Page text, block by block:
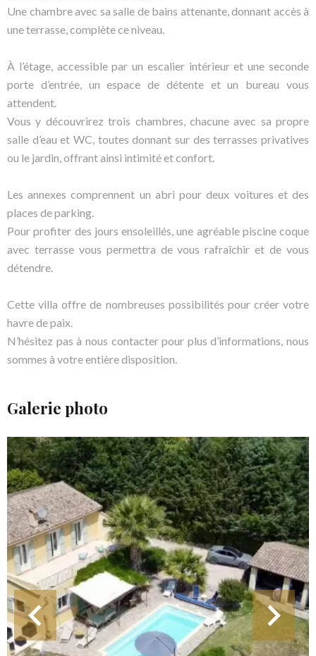
Une chambre avec sa salle de bains attenante, donnant accès à
une terrasse, complète ce niveau.
À l’étage, accessible par un escalier intérieur et une seconde
porte d’entrée, un espace de détente et un bureau vous
attendent.
Vous y découvrirez trois chambres, chacune avec sa propre
salle d’eau et WC, toutes donnant sur des terrasses privatives
ou le jardin, offrant ainsi intimité et confort.
Les annexes comprennent un abri pour deux voitures et des
places de parking.
Pour profiter des jours ensoleillés, une agréable piscine coque
avec terrasse vous permettra de vous rafraîchir et de vous
détendre.
Cette villa offre de nombreuses possibilités pour créer votre
havre de paix.
N’hésitez pas à nous contacter pour plus d’informations, nous
sommes à votre entière disposition.
Galerie photo